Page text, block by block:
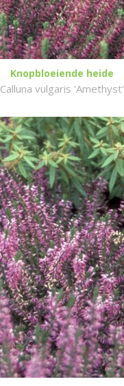
Knopbloeiende heide
Calluna vulgaris 'Amethyst'